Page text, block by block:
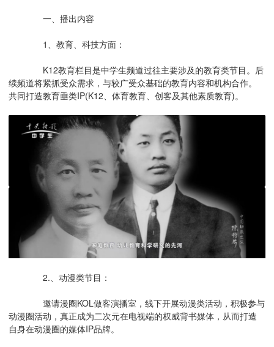
一、播出内容
1、教育、科技方面：
K12教育栏目是中学生频道过往主要涉及的教育类节目。后
续频道将紧抓受众需求，与较广受众基础的教育内容和机构合作。
共同打造教育垂类IP(K12、体育教育、创客及其他素质教育)。
2.、动漫类节目：
邀请漫圈KOL做客演播室，线下开展动漫类活动，积极参与
动漫圈活动，真正成为二次元在电视端的权威背书媒体，从而打造
自身在动漫圈的媒体IP品牌。